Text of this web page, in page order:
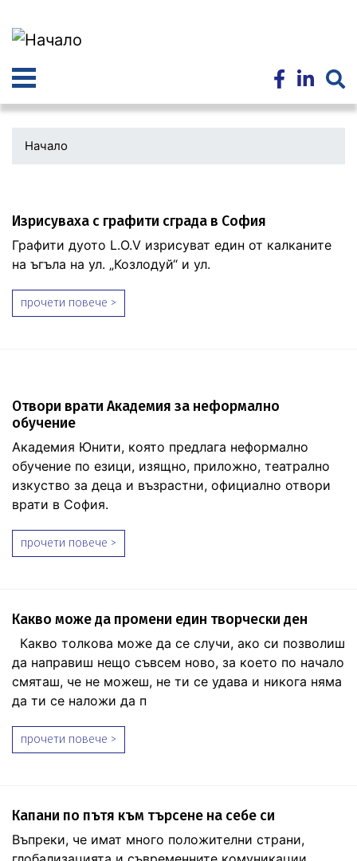
Начало
Изрисуваха с графити сграда в София
Графити дуото L.O.V изрисуват един от калканите
на ъгъла на ул. „Козлодуй“ и ул.
прочети повече >
Отвори врати Академия за неформално
обучение
Академия Юнити, която предлага неформално
обучение по езици, изящно, приложно, театрално
изкуство за деца и възрастни, официално отвори
врати в София.
прочети повече >
Какво може да промени един творчески ден
Какво толкова може да се случи, ако си позволиш
да направиш нещо съвсем ново, за което по начало
смяташ, че не можеш, не ти се удава и никога няма
да ти се наложи да п
прочети повече >
Капани по пътя към търсене на себе си
Въпреки, че имат много положителни страни,